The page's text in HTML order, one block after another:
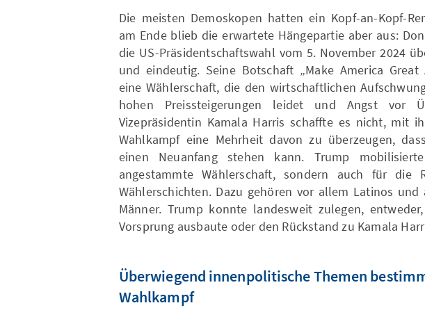
Die meisten Demoskopen hatten ein Kopf-an-Kopf-
am Ende blieb die erwartete Hängepartie aber aus:
die US-Präsidentschaftswahl vom 5. November 2024
und eindeutig. Seine Botschaft „Make America Great
eine Wählerschaft, die den wirtschaftlichen
hohen Preissteigerungen leidet und Angst vor
Vizepräsidentin Kamala Harris schaffte es nicht, mit
Wahlkampf eine Mehrheit davon zu überzeugen,
einen Neuanfang stehen kann. Trump
angestammte Wählerschaft, sondern auch für die
Wählerschichten. Dazu gehören vor allem Latinos und
Männer. Trump konnte landesweit zulegen,
Vorsprung ausbaute oder den Rückstand zu Kamala
Überwiegend innenpolitische Themen
Wahlkampf